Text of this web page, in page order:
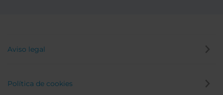
Aviso legal
Política de cookies